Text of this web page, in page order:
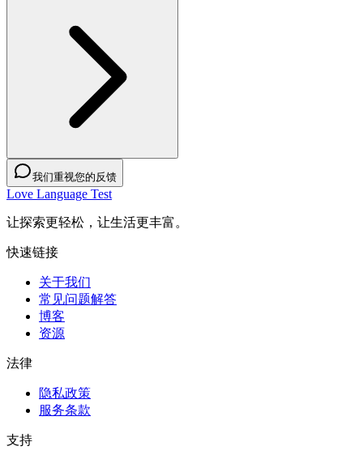
我们重视您的反馈
Love Language Test
让探索更轻松，让生活更丰富。
快速链接
关于我们
常见问题解答
博客
资源
法律
隐私政策
服务条款
支持